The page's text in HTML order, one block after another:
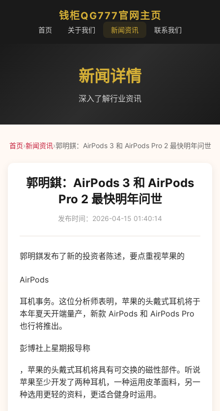
钱柜QG777官网主页
首页 关于我们 新闻资讯 联系我们
新闻详情
深入了解行业资讯
首页›新闻资讯›郭明錤：AirPods 3 和 AirPods Pro 2 最快明年问世
郭明錤：AirPods 3 和 AirPods
Pro 2 最快明年问世
发布时间：2026-04-15 01:40:14
郭明錤发布了新的投资者陈述，要点重视苹果的
AirPods
耳机事务。这位分析师表明，苹果的头戴式耳机将于
本年夏天开端量产，新款 AirPods 和 AirPods Pro
也行将推出。
彭博社上星期报导称
，苹果的头戴式耳机将具有可交换的磁性部件。听说
苹果至少开发了两种耳机，一种运用皮革面料，另一
种选用更轻的资料，更适合健身时运用。